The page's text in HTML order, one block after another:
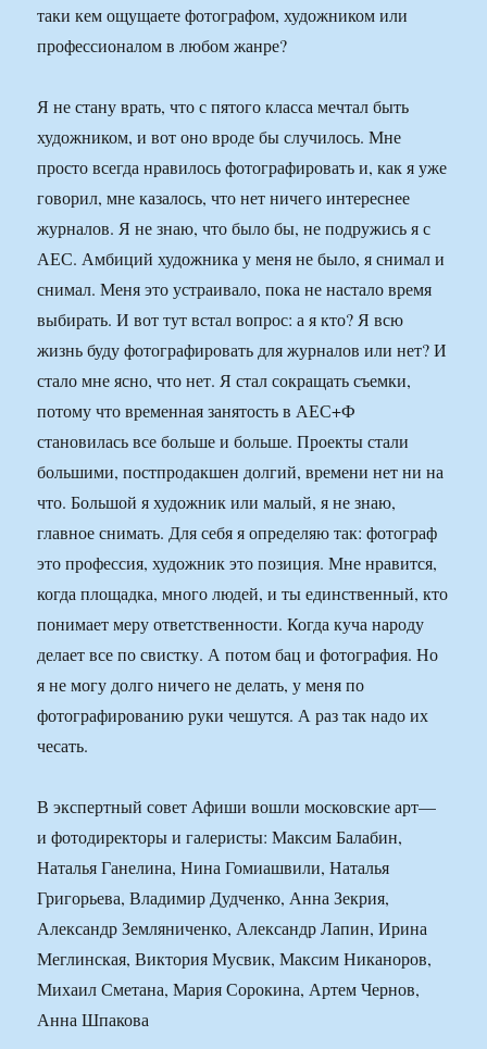
таки кем ощущаете фотографом, художником или
профессионалом в любом жанре?
Я не стану врать, что с пятого класса мечтал быть
художником, и вот оно вроде бы случилось. Мне
просто всегда нравилось фотографировать и, как я уже
говорил, мне казалось, что нет ничего интереснее
журналов. Я не знаю, что было бы, не подружись я с
АЕС. Амбиций художника у меня не было, я снимал и
снимал. Меня это устраивало, пока не настало время
выбирать. И вот тут встал вопрос: а я кто? Я всю
жизнь буду фотографировать для журналов или нет? И
стало мне ясно, что нет. Я стал сокращать съемки,
потому что временная занятость в АЕС+Ф
становилась все больше и больше. Проекты стали
большими, постпродакшен долгий, времени нет ни на
что. Большой я художник или малый, я не знаю,
главное снимать. Для себя я определяю так: фотограф
это профессия, художник это позиция. Мне нравится,
когда площадка, много людей, и ты единственный, кто
понимает меру ответственности. Когда куча народу
делает все по свистку. А потом бац и фотография. Но
я не могу долго ничего не делать, у меня по
фотографированию руки чешутся. А раз так надо их
чесать.
В экспертный совет Афиши вошли московские арт—
и фотодиректоры и галеристы: Максим Балабин,
Наталья Ганелина, Нина Гомиашвили, Наталья
Григорьева, Владимир Дудченко, Анна Зекрия,
Александр Земляниченко, Александр Лапин, Ирина
Меглинская, Виктория Мусвик, Максим Никаноров,
Михаил Сметана, Мария Сорокина, Артем Чернов,
Анна Шпакова